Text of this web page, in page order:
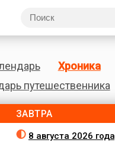
Хроника
путешественника
ЗАВТРА
8 августа 2026